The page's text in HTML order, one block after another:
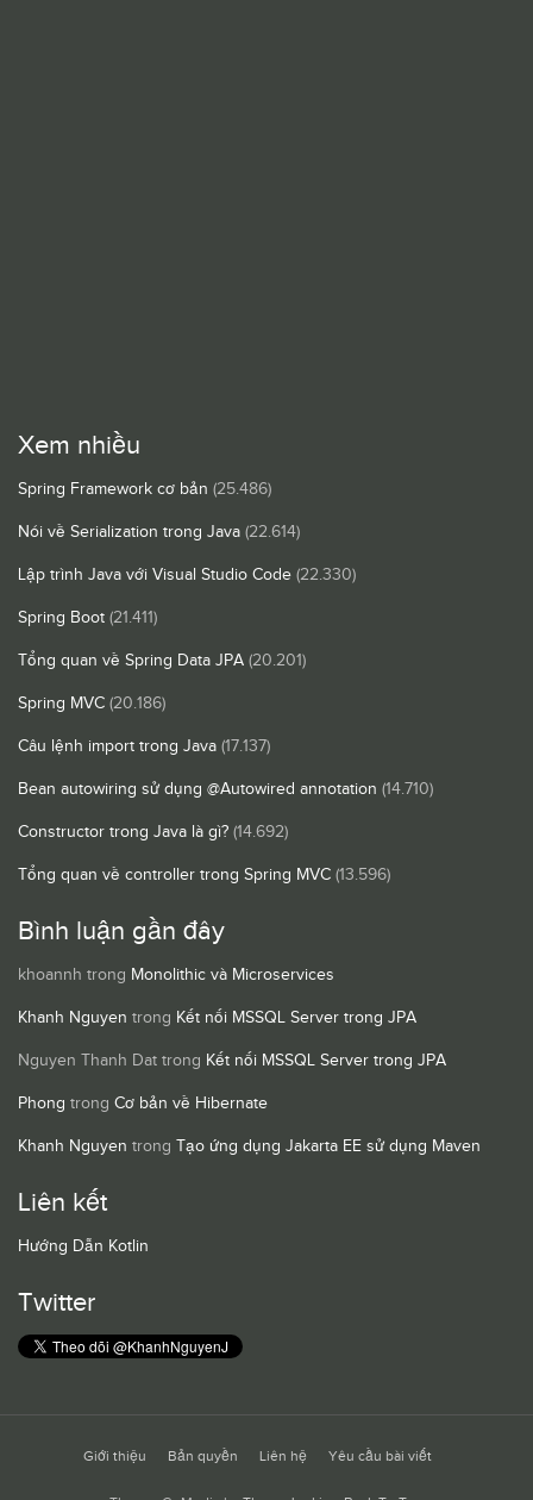
Xem nhiều
Spring Framework cơ bản (25.486)
Nói về Serialization trong Java (22.614)
Lập trình Java với Visual Studio Code (22.330)
Spring Boot (21.411)
Tổng quan về Spring Data JPA (20.201)
Spring MVC (20.186)
Câu lệnh import trong Java (17.137)
Bean autowiring sử dụng @Autowired annotation (14.710)
Constructor trong Java là gì? (14.692)
Tổng quan về controller trong Spring MVC (13.596)
Bình luận gần đây
khoannh trong Monolithic và Microservices
Khanh Nguyen trong Kết nối MSSQL Server trong JPA
Nguyen Thanh Dat trong Kết nối MSSQL Server trong JPA
Phong trong Cơ bản về Hibernate
Khanh Nguyen trong Tạo ứng dụng Jakarta EE sử dụng Maven
Liên kết
Hướng Dẫn Kotlin
Twitter
Giới thiệu Bản quyền Liên hệ Yêu cầu bài viết